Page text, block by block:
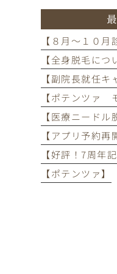
【８月～１０月
【全身脱毛につ
【副院長就任キ
【ポテンツァ
【医療ニードル
【アプリ予約再
【好評！7周年
【ポテンツァ】